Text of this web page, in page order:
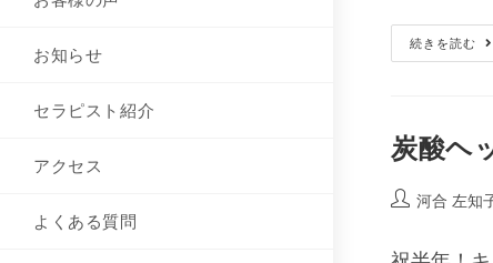
お知らせ
セラピスト紹介
アクセス
よくある質問
続きを読む
炭酸ヘ
河合 左知